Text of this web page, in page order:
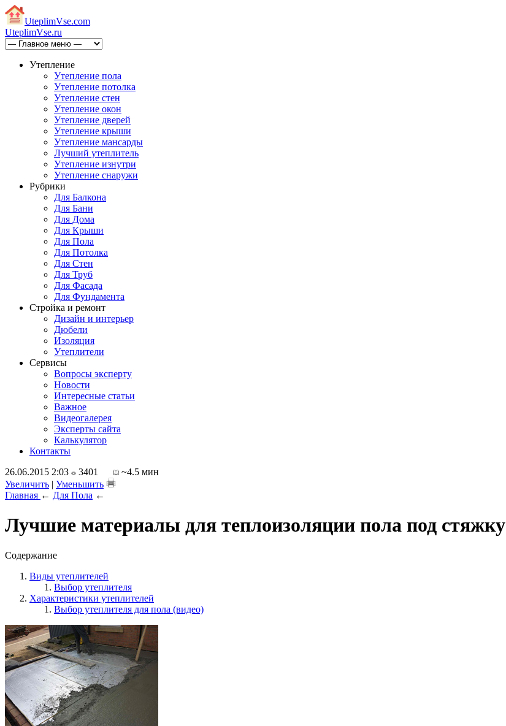
UteplimVse.com
UteplimVse.ru
Утепление
Утепление пола
Утепление потолка
Утепление стен
Утепление окон
Утепление дверей
Утепление крыши
Утепление мансарды
Лучший утеплитель
Утепление изнутри
Утепление снаружи
Рубрики
Для Балкона
Для Бани
Для Дома
Для Крыши
Для Пола
Для Потолка
Для Стен
Для Труб
Для Фасада
Для Фундамента
Стройка и ремонт
Дизайн и интерьер
Дюбели
Изоляция
Утеплители
Сервисы
Вопросы эксперту
Новости
Интересные статьи
Важное
Видеогалерея
Эксперты сайта
Калькулятор
Контакты
26.06.2015 2:03
3401
~4.5 мин
Увеличить | Уменьшить
Главная ← Для Пола ←
Лучшие материалы для теплоизоляции пола под стяжку
Содержание
Виды утеплителей
Выбор утеплителя
Характеристики утеплителей
Выбор утеплителя для пола (видео)